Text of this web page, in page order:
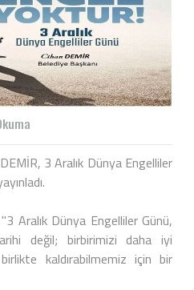
3 Aralık Dünya Engelliler
Aralık Dünya Engelliler Günü,
değil; birbirimizi daha iyi
kaldırabilmemiz için bir